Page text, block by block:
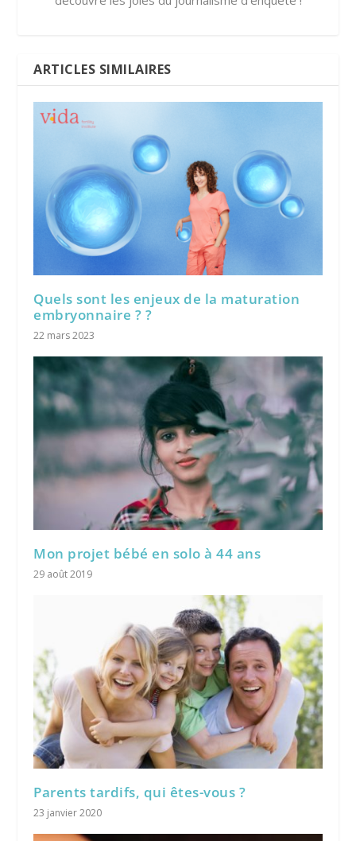
ARTICLES SIMILAIRES
Quels sont les enjeux de la maturation
embryonnaire ? ?
22 mars 2023
Mon projet bébé en solo à 44 ans
29 août 2019
Parents tardifs, qui êtes-vous ?
23 janvier 2020